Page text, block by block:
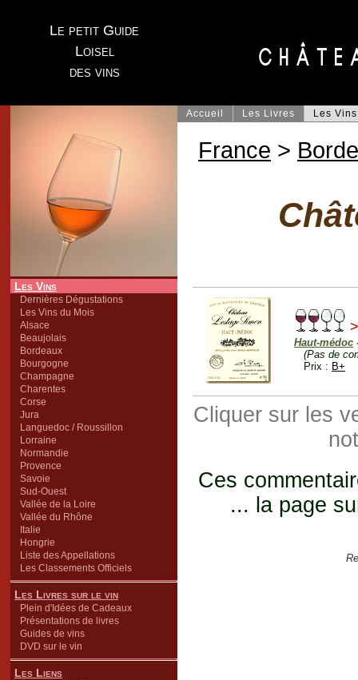
Le petit Guide
Loisel
des vins
Les Vins
Dernières Dégustations
Les Vins du Mois
Alsace
Beaujolais
Bordeaux
Bourgogne
Champagne
Charentes
Corse
Jura
Languedoc / Roussillon
Lorraine
Normandie
Provence
Savoie
Sud-Ouest
Vallée de la Loire
Vallée du Rhône
Italie
Hongrie
Liste des Appellations
Les Classements Officiels
Les Livres sur le vin
Plein d'Idées de Cadeaux
Présentations de livres
Guides de vins
DVD sur le vin
Les Liens
Accueil Les Livres Les Vins
France >
Haut-médoc
(Pas de
Prix : B+
Cliquer sur les
Ces
... la page